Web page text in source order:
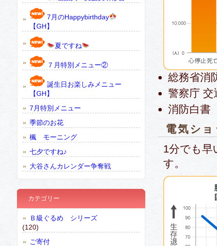
総務省消
警察庁 交
消防白書
電気シ
1分でも早
す。
7月のHappybirthday
【GH】
夏ですね
７月特別メニュー②
誕生日お楽しみメニュー
【GH】
7月特別メニュー
季節のお花
楓 モーニング
七夕ですね♪
大谷さんカレンダー争奪戦
カテゴリー
Ｂ級ぐるめ シリーズ
(120)
ご寄付